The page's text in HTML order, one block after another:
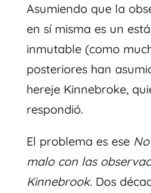
Asumiendo que la
en sí misma es un
inmutable (como
posteriores han
hereje Kinnebroke,
respondió.
El problema es ese
malo con las
Kinnebrook. Dos